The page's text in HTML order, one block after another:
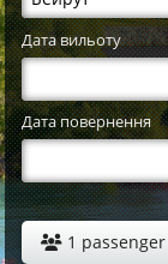
Дата вильоту
Дата повернення
1 passenger